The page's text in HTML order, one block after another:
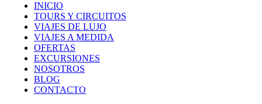
INICIO
TOURS Y CIRCUITOS
VIAJES DE LUJO
VIAJES A MEDIDA
OFERTAS
EXCURSIONES
NOSOTROS
BLOG
CONTACTO